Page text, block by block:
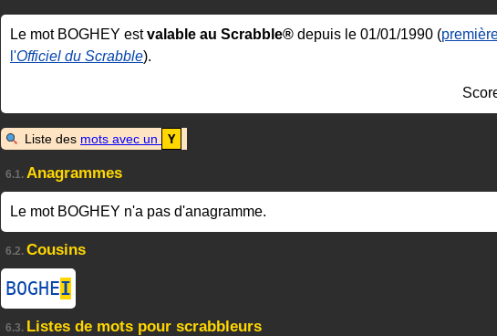
Le mot BOGHEY estvalable au Scrabble® depuis le 01/01/1990 (
l'Officiel du Scrabble).
Liste des mots avec un Y
6.1. Anagrammes
Le mot BOGHEY n'a pas d'anagramme.
6.2. Cousins
BOGHEI
6.3. Listes de mots pour scrabbleurs